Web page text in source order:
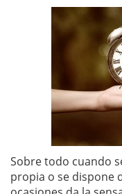
Sobre todo cuando
propia o se dispone